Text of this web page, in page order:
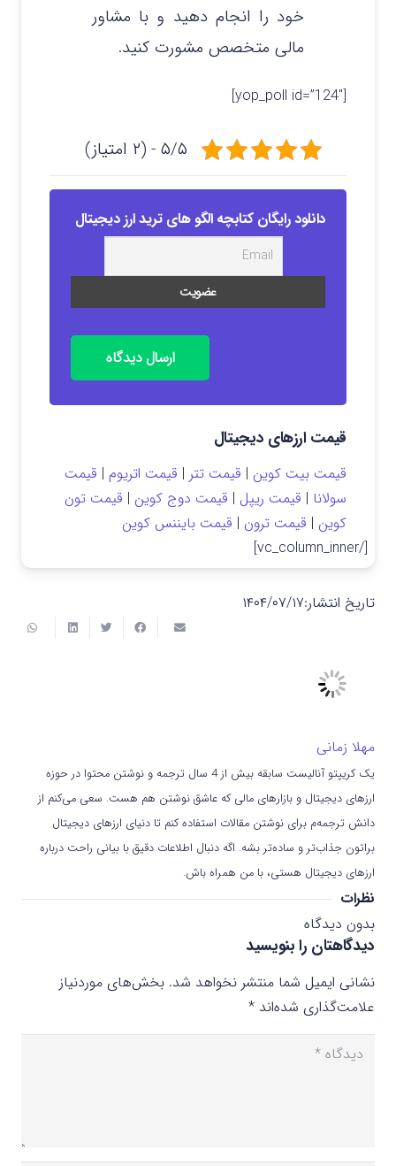
خود را انجام دهید و با مشاور
مالی متخصص مشورت کنید.
[yop_poll id=”124″]
۵/۵ - (۲ امتیاز)
دانلود رایگان کتابچه الگو های ترید ارز دیجیتال
ارسال دیدگاه
قیمت ارزهای دیجیتال
قیمت بیت کوین | قیمت تتر | قیمت اتریوم | قیمت
سولانا | قیمت ریپل | قیمت دوج کوین | قیمت تون
کوین | قیمت ترون | قیمت بایننس کوین
[/vc_column_inner]
تاریخ انتشار:۱۴۰۴/۰۷/۱۷
مهلا زمانی
یک کریپتو آنالیست سابقه بیش از 4 سال ترجمه و نوشتن محتوا در حوزه
ارزهای دیجیتال و بازارهای مالی که عاشق نوشتن هم هست. سعی می‌کنم از
دانش ترجمه‌م برای نوشتن مقالات استفاده کنم تا دنیای ارزهای دیجیتال
براتون جذاب‌تر و ساده‌تر بشه. اگه دنبال اطلاعات دقیق با بیانی راحت درباره
ارزهای دیجیتال هستی، با من همراه باش.
نظرات
بدون دیدگاه
دیدگاهتان را بنویسید
نشانی ایمیل شما منتشر نخواهد شد. بخش‌های موردنیاز
علامت‌گذاری شده‌اند *